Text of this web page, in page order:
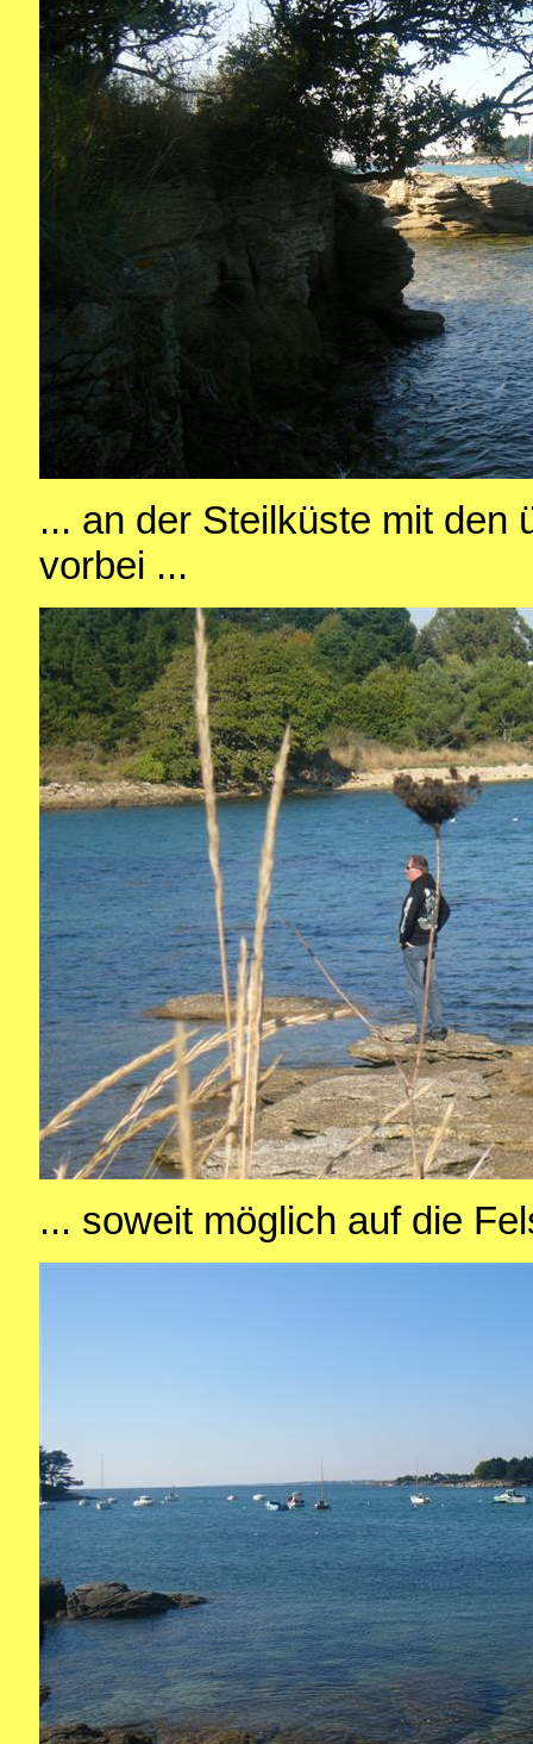
... an der Steilküste mit den
vorbei ...
... soweit möglich auf die